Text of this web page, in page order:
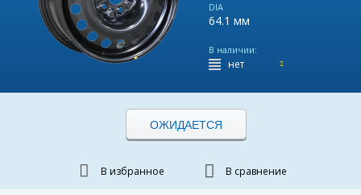
DIA
64.1 мм
В наличии:
нет
ОЖИДАЕТСЯ
В избранное В сравнение